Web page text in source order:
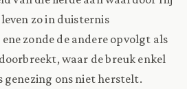
zo in duisternis
zonde de andere opvolgt als
waar de breuk enkel
genezing ons niet herstelt.